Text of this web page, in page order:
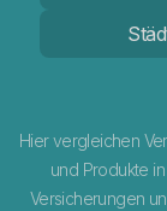
Hier vergleichen
und Produkte
Versicherungen